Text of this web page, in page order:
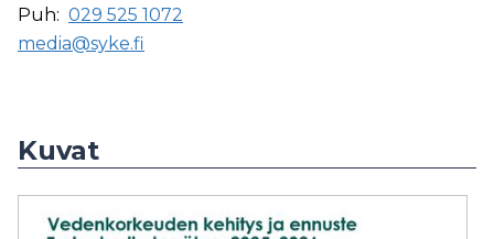
Puh: 029 525 1072
media@syke.fi
Kuvat